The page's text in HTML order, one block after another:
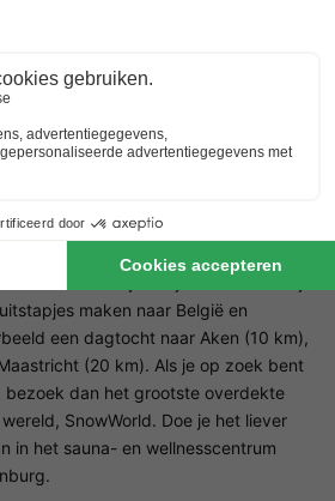
in de omgeving van Vakantiepark
die van alle gemakken is
je je opfrissen op een van de
ligt in een heuvelachtig gebied,
in Vaals. Hier vind je een
maken naar België en
een dagtocht naar Aken (10 km),
(20 km). Als je op zoek bent
bezoek dan het grootste overdekte
SnowWorld. Doe je het liever
in het sauna- en wellnesscentrum